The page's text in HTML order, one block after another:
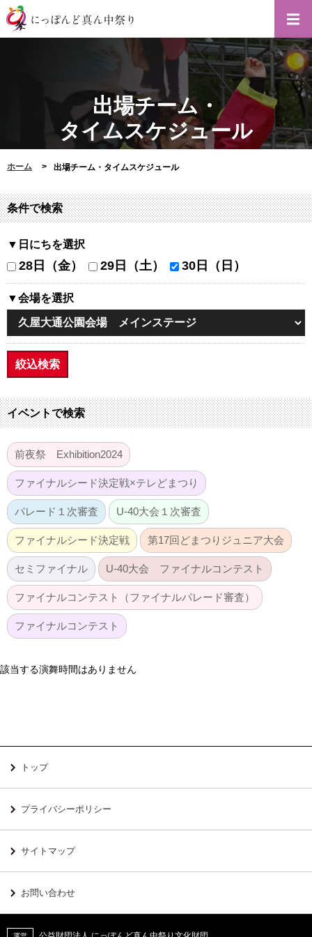
出場チーム・
タイムスケジュール
ホーム 出場チーム・タイムスケジュール
条件で検索
▼日にちを選択
28日（金） 29日（土） 30日（日）
▼会場を選択
絞込検索
イベントで検索
前夜祭 Exhibition2024
ファイナルシード決定戦×テレどまつり
パレード１次審査 U-40大会１次審査
ファイナルシード決定戦 第17回どまつりジュニア大会
セミファイナル U-40大会 ファイナルコンテスト
ファイナルコンテスト（ファイナルパレード審査）
ファイナルコンテスト
該当する演舞時間はありません
トップ
プライバシーポリシー
サイトマップ
お問い合わせ